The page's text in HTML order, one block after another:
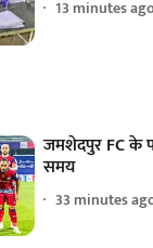
13 minutes
जमशेदपुर FC के
समय
33 minutes